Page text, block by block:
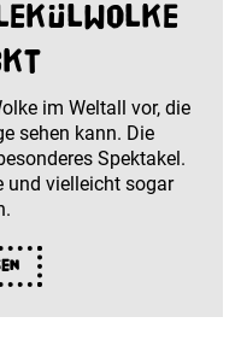
im Weltall vor, die
sehen kann. Die
Spektakel.
und vielleicht sogar